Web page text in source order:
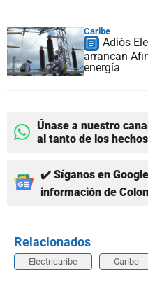
Caribe
Adiós
arrancan
energía
Únase a nuestro
al tanto de los
✔️ Síganos en
información de
Relacionados
Electricaribe Caribe